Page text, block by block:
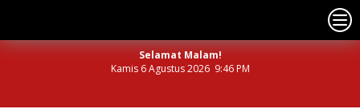
Selamat Malam!
Kamis 6 Agustus 2026 9:46 PM